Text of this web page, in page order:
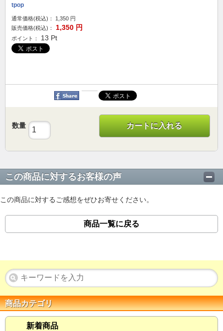
tpop
通常価格(税込)： 1,350 円
販売価格(税込)：
1,350 円
ポイント： 13 Pt
数量 カートに入れる
この商品に対するお客様の声
この商品に対するご感想をぜひお寄せください。
商品一覧に戻る
商品カテゴリ
新着商品